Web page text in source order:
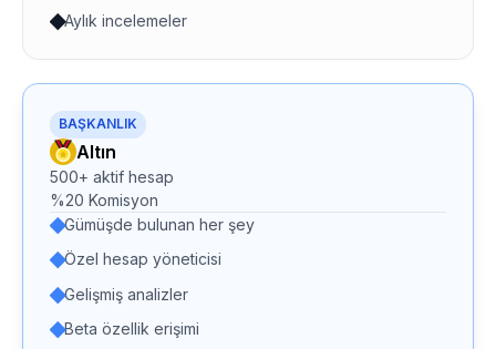
Aylık incelemeler
BAŞKANLIK
Altın
500+ aktif hesap
%20 Komisyon
Gümüşde bulunan her şey
Özel hesap yöneticisi
Gelişmiş analizler
Beta özellik erişimi